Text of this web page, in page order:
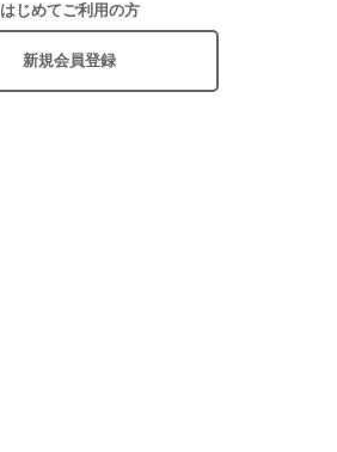
はじめてご利用の方
新規会員登録